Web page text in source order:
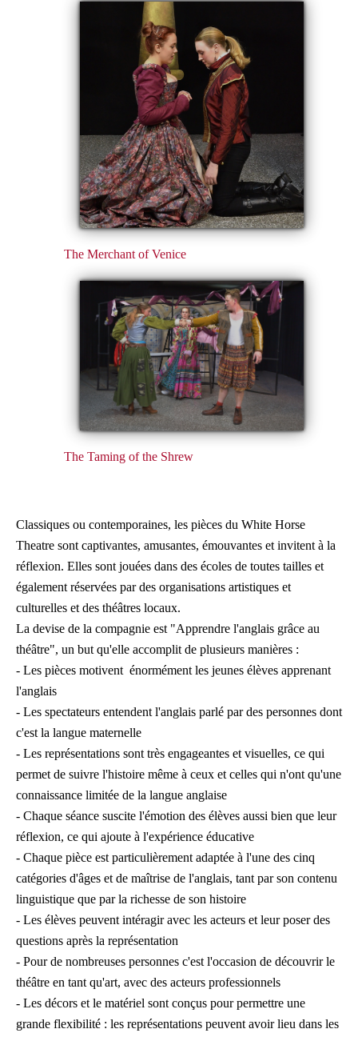
The Merchant of Venice
The Taming of the Shrew
Classiques ou contemporaines, les pièces du White Horse
Theatre sont captivantes, amusantes, émouvantes et invitent à la
réflexion. Elles sont jouées dans des écoles de toutes tailles et
également réservées par des organisations artistiques et
culturelles et des théâtres locaux.
La devise de la compagnie est "Apprendre l'anglais grâce au
théâtre", un but qu'elle accomplit de plusieurs manières :
- Les pièces motivent énormément les jeunes élèves apprenant
l'anglais
- Les spectateurs entendent l'anglais parlé par des personnes dont
c'est la langue maternelle
- Les représentations sont très engageantes et visuelles, ce qui
permet de suivre l'histoire même à ceux et celles qui n'ont qu'une
connaissance limitée de la langue anglaise
- Chaque séance suscite l'émotion des élèves aussi bien que leur
réflexion, ce qui ajoute à l'expérience éducative
- Chaque pièce est particulièrement adaptée à l'une des cinq
catégories d'âges et de maîtrise de l'anglais, tant par son contenu
linguistique que par la richesse de son histoire
- Les élèves peuvent intéragir avec les acteurs et leur poser des
questions après la représentation
- Pour de nombreuses personnes c'est l'occasion de découvrir le
théâtre en tant qu'art, avec des acteurs professionnels
- Les décors et le matériel sont conçus pour permettre une
grande flexibilité : les représentations peuvent avoir lieu dans les